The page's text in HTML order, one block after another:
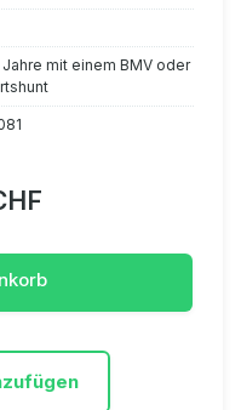
Jahre mit einem BMV oder